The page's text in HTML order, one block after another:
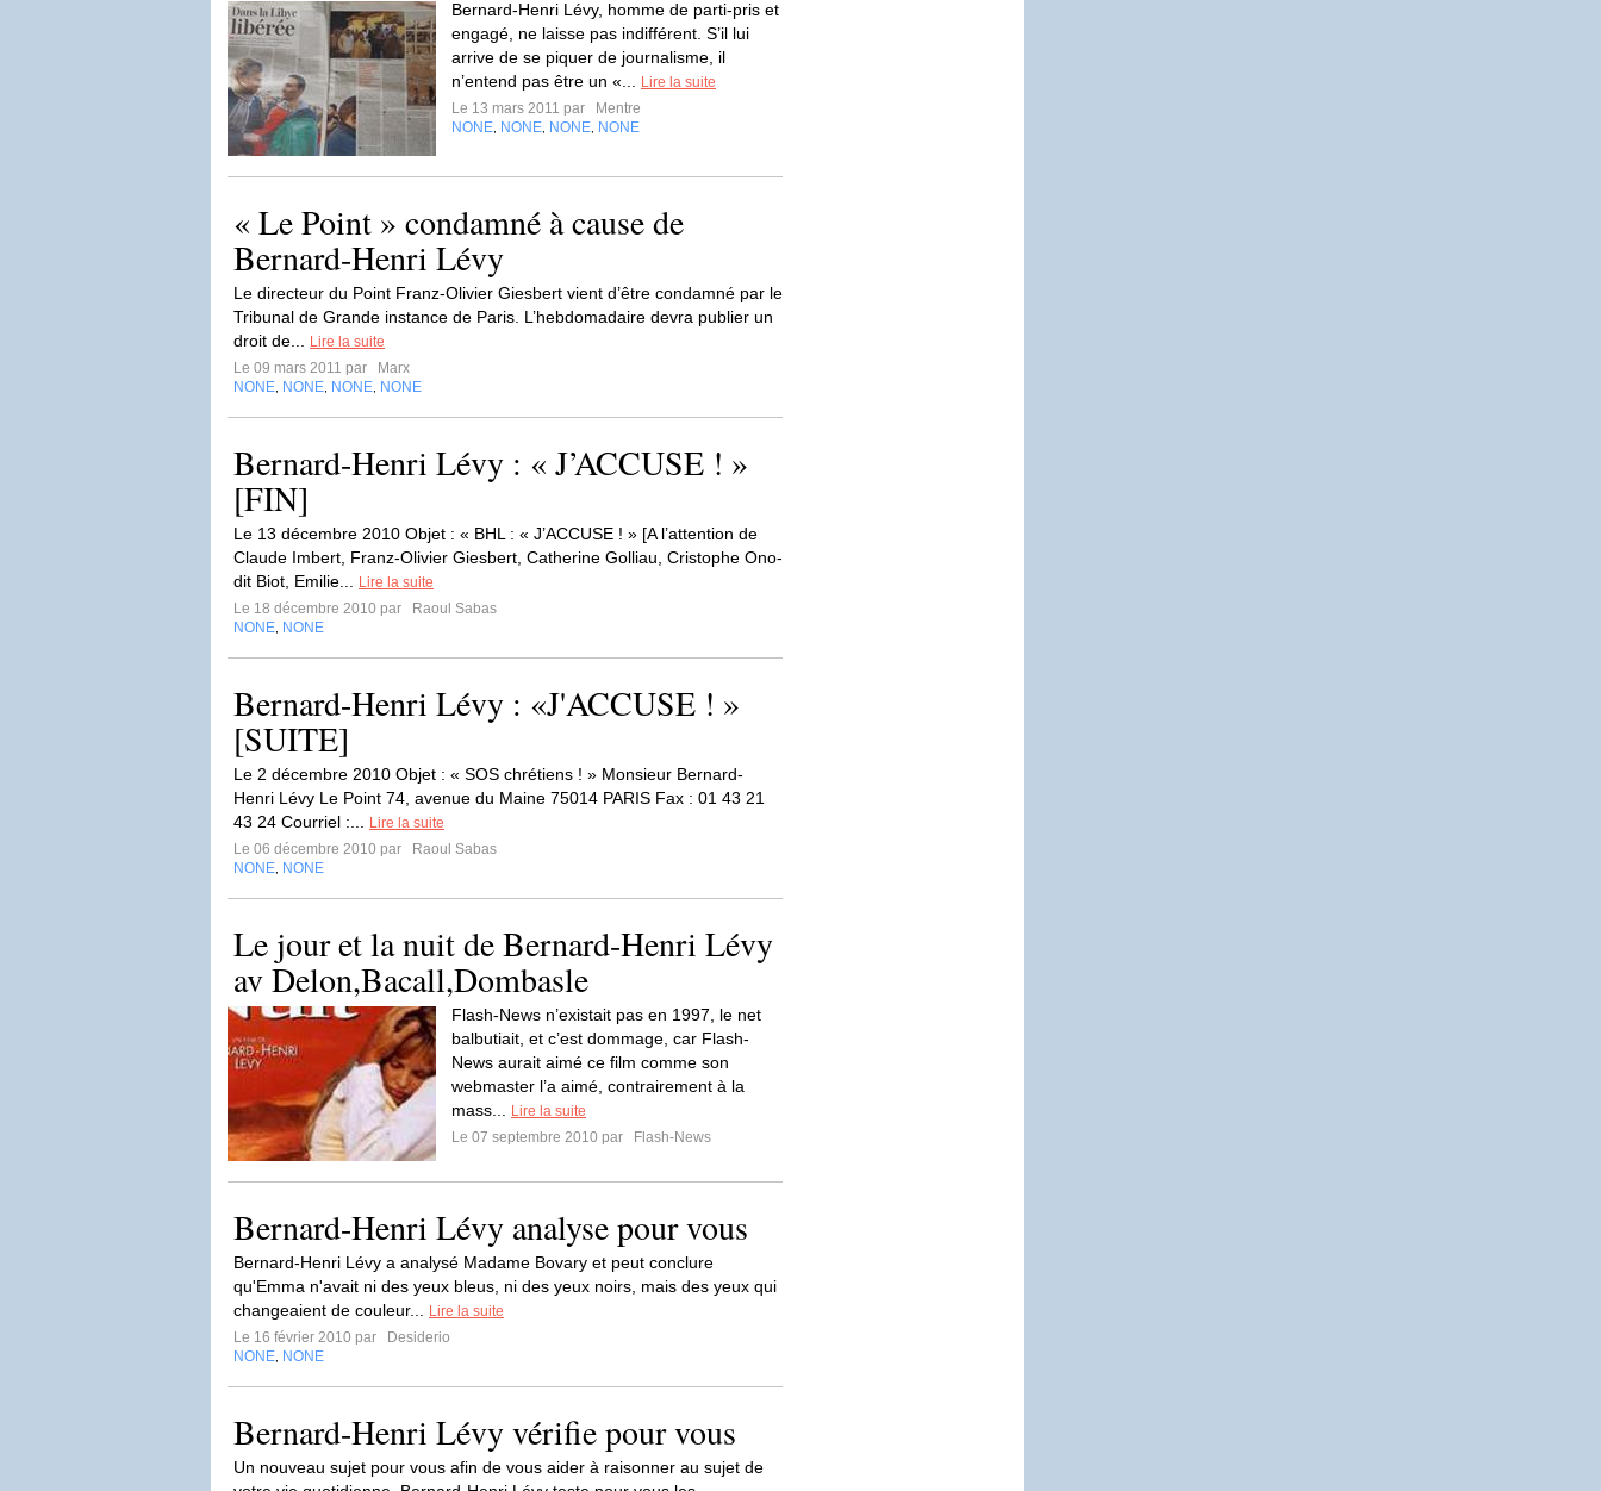
Bernard-Henri Lévy, homme de parti-pris et
engagé, ne laisse pas indifférent. S’il lui
arrive de se piquer de journalisme, il
n’entend pas être un «...
Lire la suite
Le 13 mars 2011 par
Mentre
NONE NONE NONE NONE
« Le Point » condamné à cause de
Bernard-Henri Lévy
Le directeur du Point Franz-Olivier Giesbert vient d’être condamné par le
Tribunal de Grande instance de Paris. L’hebdomadaire devra publier un
droit de...
Lire la suite
Le 09 mars 2011 par
Marx
NONE NONE NONE NONE
Bernard-Henri Lévy : « J’ACCUSE ! »
[FIN]
Le 13 décembre 2010 Objet : « BHL : « J’ACCUSE ! » [A l’attention de
Claude Imbert, Franz-Olivier Giesbert, Catherine Golliau, Cristophe Ono-
dit Biot, Emilie...
Lire la suite
Le 18 décembre 2010 par
Raoul Sabas
NONE NONE
Bernard-Henri Lévy : «J'ACCUSE ! »
[SUITE]
Le 2 décembre 2010 Objet : « SOS chrétiens ! » Monsieur Bernard-
Henri Lévy Le Point 74, avenue du Maine 75014 PARIS Fax : 01 43 21
43 24 Courriel :...
Lire la suite
Le 06 décembre 2010 par
Raoul Sabas
NONE NONE
Le jour et la nuit de Bernard-Henri Lévy
av Delon,Bacall,Dombasle
Flash-News n’existait pas en 1997, le net
balbutiait, et c’est dommage, car Flash-
News aurait aimé ce film comme son
webmaster l’a aimé, contrairement à la
mass...
Lire la suite
Le 07 septembre 2010 par
Flash-News
Bernard-Henri Lévy analyse pour vous
Bernard-Henri Lévy a analysé Madame Bovary et peut conclure
qu'Emma n'avait ni des yeux bleus, ni des yeux noirs, mais des yeux qui
changeaient de couleur...
Lire la suite
Le 16 février 2010 par
Desiderio
NONE NONE
Bernard-Henri Lévy vérifie pour vous
Un nouveau sujet pour vous afin de vous aider à raisonner au sujet de